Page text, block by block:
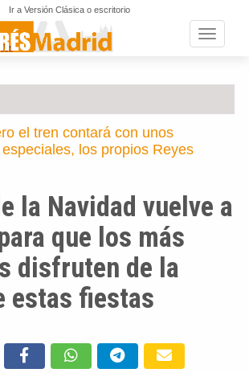
Ir a Versión Clásica o escritorio
Toggle
el tren contará con unos
los propios Reyes
la Navidad vuelve a
que los más
disfruten de la
estas fiestas